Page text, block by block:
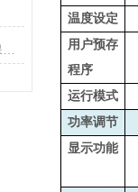
温度设定
用户预存
程序
运行模式
功率调节
显示功能